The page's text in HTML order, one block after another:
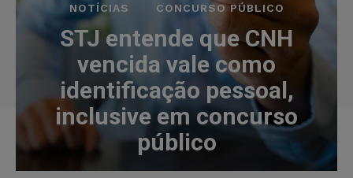
NOTÍCIAS CONCURSO PÚBLICO
STJ entende que CNH
vencida vale como
identificação pessoal,
inclusive em concurso
público